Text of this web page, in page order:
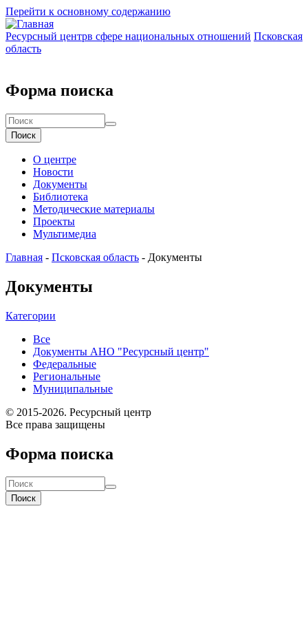
Перейти к основному содержанию
Ресурсный центрв сфере национальных отношений Псковская
область
Форма поиска
Поиск
О центре
Новости
Документы
Библиотека
Методические материалы
Проекты
Мультимедиа
Главная - Псковская область - Документы
Документы
Категории
Все
Документы АНО "Ресурсный центр"
Федеральные
Региональные
Муниципальные
© 2015-2026. Ресурсный центр
Все права защищены
Форма поиска
Поиск